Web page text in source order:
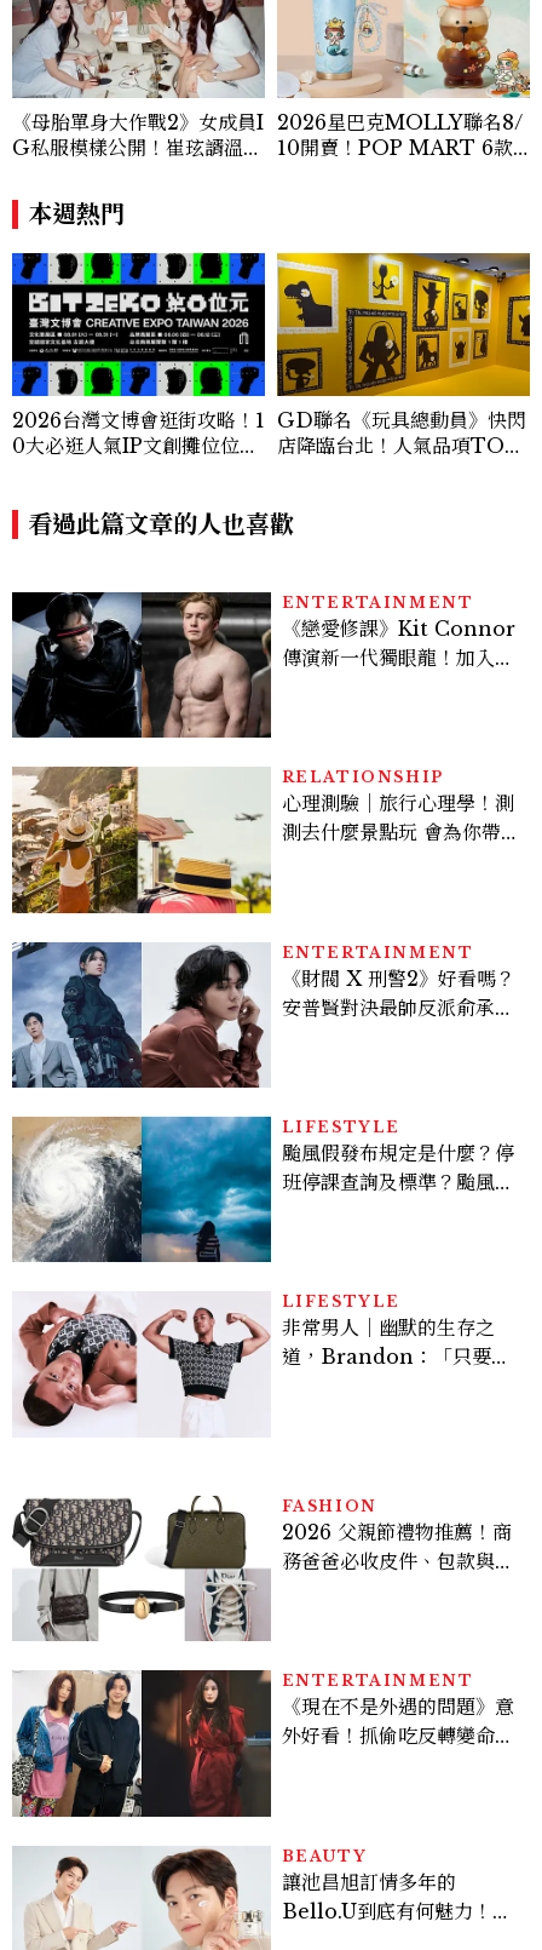
《母胎單身大作戰2》女成員I
G私服模樣公開！崔玹諝溫柔
低調千金？
2026星巴克MOLLY聯名8/
10開賣！POP MART 6款
本週熱門
2026台灣文博會逛街攻略！1
0大必逛人氣IP文創攤位位
GD聯名《玩具總動員》快閃
店降臨台北！人氣品項TOP
看過此篇文章的人也喜歡
ENTERTAINMENT
《戀愛修課》Kit Connor
傳演新一代獨眼龍！加入新
RELATIONSHIP
心理測驗｜旅行心理學！測
測去什麼景點玩 會為你帶來
ENTERTAINMENT
《財閥 X 刑警2》好看嗎？
安普賢對決最帥反派俞承
多大？
LIFESTYLE
颱風假發布規定是什麼？停
班停課查詢及標準？颱風假
LIFESTYLE
非常男人｜幽默的生存之
道，Brandon：「只要能
FASHION
2026 父親節禮物推薦！商
務爸爸必收皮件、包款與鞋
ENTERTAINMENT
《現在不是外遇的問題》意
外好看！抓偷吃反轉變命
看點懶人包
BEAUTY
讓池昌旭訂情多年的
Bello.U到底有何魅力！揭